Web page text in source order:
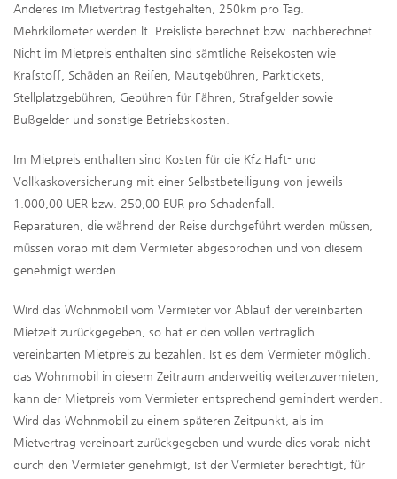
Anderes im Mietvertrag festgehalten, 250km pro Tag.
Mehrkilometer werden lt. Preisliste berechnet bzw. nachberechnet.
Nicht im Mietpreis enthalten sind sämtliche Reisekosten wie
Krafstoff, Schäden an Reifen, Mautgebühren, Parktickets,
Stellplatzgebühren, Gebühren für Fähren, Strafgelder sowie
Bußgelder und sonstige Betriebskosten.
Im Mietpreis enthalten sind Kosten für die Kfz Haft- und
Vollkaskoversicherung mit einer Selbstbeteiligung von jeweils
1.000,00 UER bzw. 250,00 EUR pro Schadenfall.
Reparaturen, die während der Reise durchgeführt werden müssen,
müssen vorab mit dem Vermieter abgesprochen und von diesem
genehmigt werden.
Wird das Wohnmobil vom Vermieter vor Ablauf der vereinbarten
Mietzeit zurückgegeben, so hat er den vollen vertraglich
vereinbarten Mietpreis zu bezahlen. Ist es dem Vermieter möglich,
das Wohnmobil in diesem Zeitraum anderweitig weiterzuvermieten,
kann der Mietpreis vom Vermieter entsprechend gemindert werden.
Wird das Wohnmobil zu einem späteren Zeitpunkt, als im
Mietvertrag vereinbart zurückgegeben und wurde dies vorab nicht
durch den Vermieter genehmigt, ist der Vermieter berechtigt, für